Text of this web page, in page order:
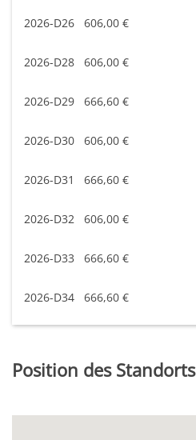
2026-D26 606,00 €
2026-D28 606,00 €
2026-D29 666,60 €
2026-D30 606,00 €
2026-D31 666,60 €
2026-D32 606,00 €
2026-D33 666,60 €
2026-D34 666,60 €
Position des Standorts